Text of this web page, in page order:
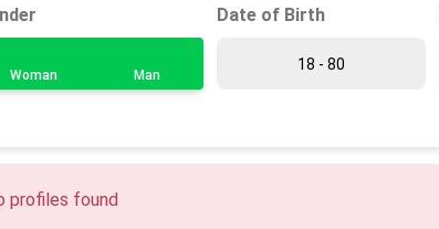
Woman Man
Date of Birth
profiles found